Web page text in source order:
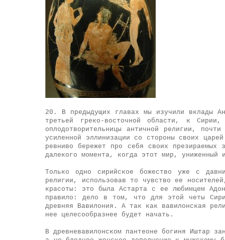
20. В предыдущих главах мы изучили вклады
третьей греко-восточной области, к
оплодотворительницы античной религии,
усиленной эллинизации со стороны своих
ревниво бережет про себя своих
далекого момента, когда этот мир,
Только одно сирийское божество уже с
религии, использовав то чувство ее
красоты: это была Астарта с ее любимцем
правило: дело в том, что для этой четы
древняя Вавилония. А так как вавилонская
нее целесообразнее будет начать.
В древневавилонском пантеоне богиня Иштар